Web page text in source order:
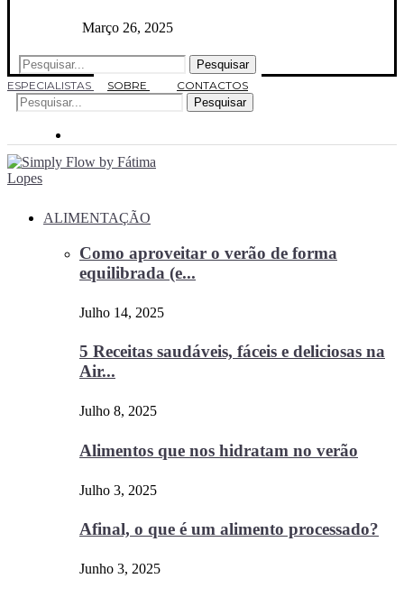
Março 26, 2025
Pesquisar
ESPECIALISTAS
SOBRE
CONTACTOS
Pesquisar
ALIMENTAÇÃO
Como aproveitar o verão de forma
equilibrada (e...
Julho 14, 2025
5 Receitas saudáveis, fáceis e deliciosas na
Air...
Julho 8, 2025
Alimentos que nos hidratam no verão
Julho 3, 2025
Afinal, o que é um alimento processado?
Junho 3, 2025